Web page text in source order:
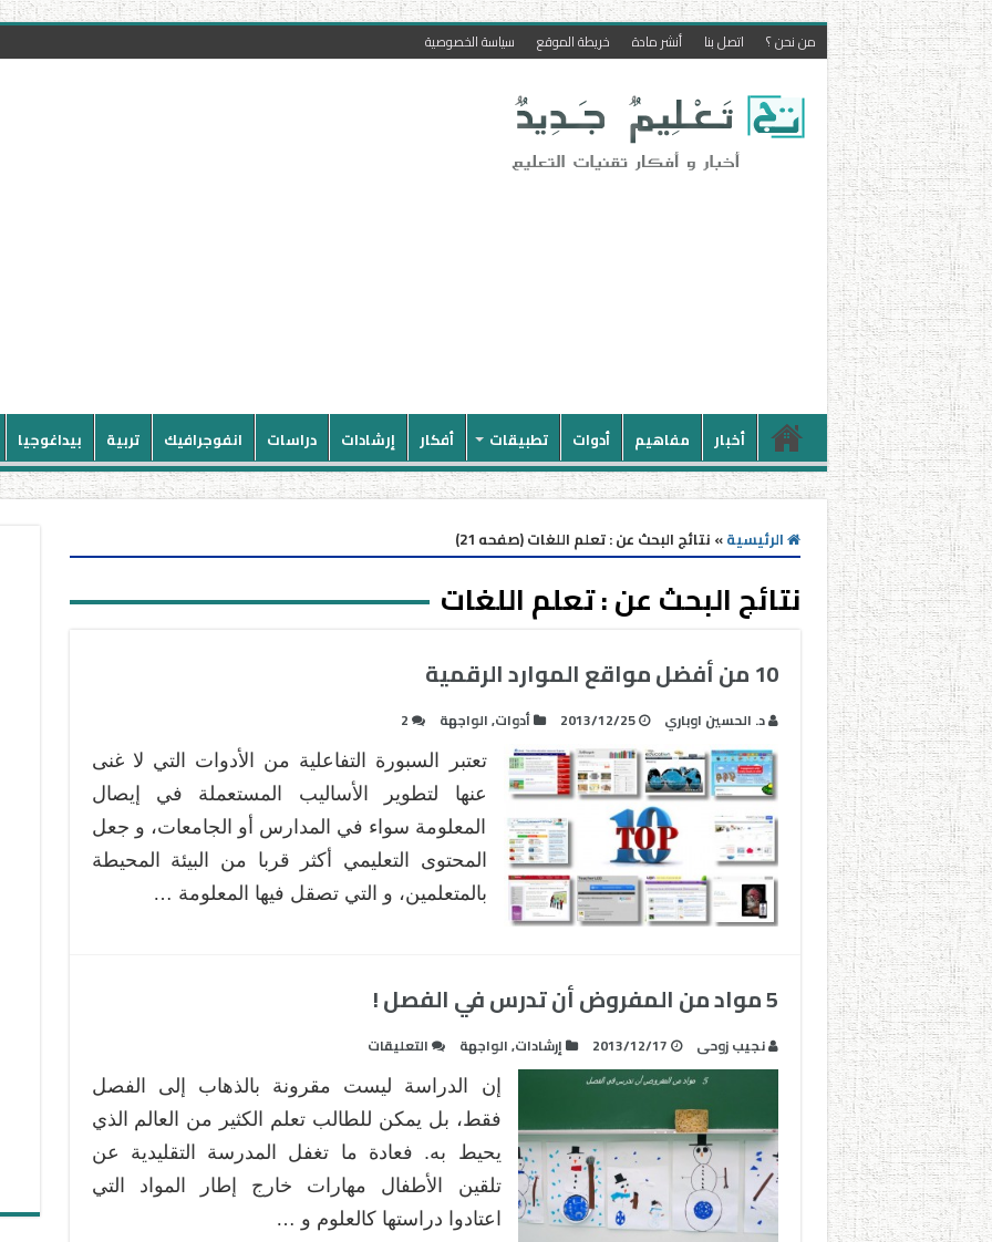
من نحن ؟ اتصل بنا أنشر مادة خريطة الموقع سياسة الخصوصية
أخبار مفاهيم أدوات تطبيقات أفكار إرشادات دراسات انفوجرافيك تربية بيداغوجيا
الرئيسية» نتائج البحث عن : تعلم اللغات (صفحه 21)
نتائج البحث عن :تعلم اللغات
10 من أفضل مواقع الموارد الرقمية
د. الحسين اوباري 2013/12/25 أدوات,الواجهة 2
تعتبر السبورة التفاعلية من الأدوات التي لا غنى
عنها لتطوير الأساليب المستعملة في إيصال
المعلومة سواء في المدارس أو الجامعات، و جعل
المحتوى التعليمي أكثر قربا من البيئة المحيطة
بالمتعلمين، و التي تصقل فيها المعلومة …
5 مواد من المفروض أن تدرس في الفصل !
نجيب زوحى 2013/12/17 إرشادات,الواجهة التعليقات
مواد
من
المفروض
تدرس
في
إن الدراسة ليست مقرونة بالذهاب إلى الفصل
فقط، بل يمكن للطالب تعلم الكثير من العالم الذي
يحيط به. فعادة ما تغفل المدرسة التقليدية عن
تلقين الأطفال مهارات خارج إطار المواد التي
اعتادوا دراستها كالعلوم و …